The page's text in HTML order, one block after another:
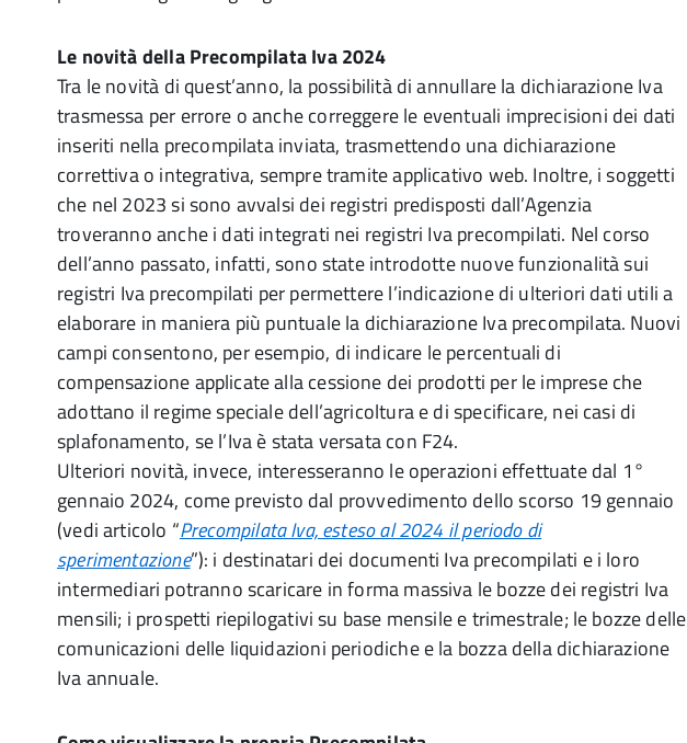
Le novità della Precompilata Iva 2024
Tra le novità di quest’anno, la possibilità di annullare la dichiarazione Iva
trasmessa per errore o anche correggere le eventuali imprecisioni dei dati
inseriti nella precompilata inviata, trasmettendo una dichiarazione
correttiva o integrativa, sempre tramite applicativo web. Inoltre, i soggetti
che nel 2023 si sono avvalsi dei registri predisposti dall’Agenzia
troveranno anche i dati integrati nei registri Iva precompilati. Nel corso
dell’anno passato, infatti, sono state introdotte nuove funzionalità sui
registri Iva precompilati per permettere l’indicazione di ulteriori dati utili a
elaborare in maniera più puntuale la dichiarazione Iva precompilata. Nuovi
campi consentono, per esempio, di indicare le percentuali di
compensazione applicate alla cessione dei prodotti per le imprese che
adottano il regime speciale dell’agricoltura e di specificare, nei casi di
splafonamento, se l’Iva è stata versata con F24.
Ulteriori novità, invece, interesseranno le operazioni effettuate dal 1°
gennaio 2024, come previsto dal provvedimento dello scorso 19 gennaio
(vedi articolo “Precompilata Iva, esteso al 2024 il periodo di
sperimentazione”): i destinatari dei documenti Iva precompilati e i loro
intermediari potranno scaricare in forma massiva le bozze dei registri Iva
mensili; i prospetti riepilogativi su base mensile e trimestrale; le bozze delle
comunicazioni delle liquidazioni periodiche e la bozza della dichiarazione
Iva annuale.